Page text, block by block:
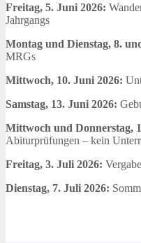
Freitag, 5. Juni 2026:
Jahrgangs
Montag und Dienstag, 8.
MRGs
Mittwoch, 10. Juni 2026:
Samstag, 13. Juni 2026:
Mittwoch und Donnerstag,
Abiturprüfungen – kein
Freitag, 3. Juli 2026:
Dienstag, 7. Juli 2026: